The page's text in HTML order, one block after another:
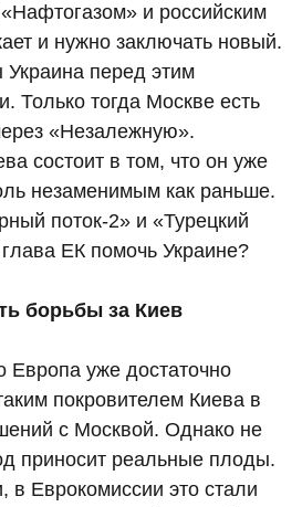
и российским
и нужно заключать новый.
перед этим
Только тогда Москве есть
«Незалежную».
состоит в том, что он уже
незаменимым как раньше.
поток-2» и «Турецкий
ЕК помочь Украине?
борьбы за Киев
Европа уже достаточно
покровителем Киева в
с Москвой. Однако не
приносит реальные плоды.
в Еврокомиссии это стали